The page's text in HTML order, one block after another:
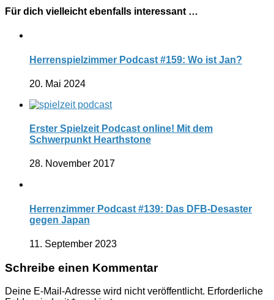
Für dich vielleicht ebenfalls interessant …
Herrenspielzimmer Podcast #159: Wo ist Jan?
20. Mai 2024
Erster Spielzeit Podcast online! Mit dem
Schwerpunkt Hearthstone
28. November 2017
Herrenzimmer Podcast #139: Das DFB-Desaster
gegen Japan
11. September 2023
Schreibe einen Kommentar
Deine E-Mail-Adresse wird nicht veröffentlicht. Erforderliche